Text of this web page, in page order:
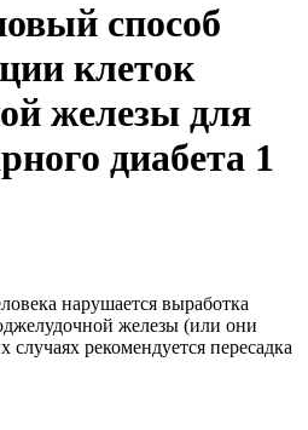
способ
клеток
железы для
диабета 1
нарушается выработка
железы (или они
случаях рекомендуется пересадка